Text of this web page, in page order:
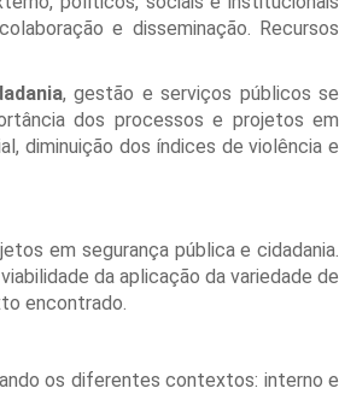
e disseminação. Recursos
, gestão e serviços públicos se
dos processos e projetos em
diminuição dos índices de violência e
em segurança pública e cidadania.
da aplicação da variedade de
encontrado.
os diferentes contextos: interno e